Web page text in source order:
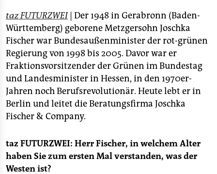
taz FUTURZWEI| Der 1948 in Gerabronn (Baden-
Württemberg) geborene Metzgersohn Joschka
Fischer war Bundesaußenminister der rot-grünen
Regierung von 1998 bis 2005. Davor war er
Fraktionsvorsitzender der Grünen im Bundestag
und Landesminister in Hessen, in den 1970er-
Jahren noch Berufsrevolutionär. Heute lebt er in
Berlin und leitet die Beratungsfirma Joschka
Fischer & Company.
taz FUTURZWEI: Herr Fischer, in welchem Alter
haben Sie zum ersten Mal verstanden, was der
Westen ist?